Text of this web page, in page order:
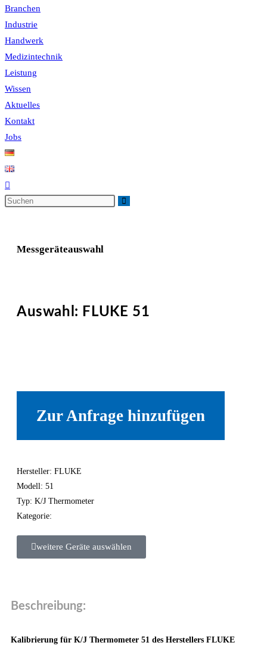
Branchen
Industrie
Handwerk
Medizintechnik
Leistung
Wissen
Aktuelles
Kontakt
Jobs
Messgeräteauswahl
Auswahl: FLUKE 51
Zur Anfrage hinzufügen
Hersteller: FLUKE
Modell: 51
Typ: K/J Thermometer
Kategorie:
weitere Geräte auswählen
Beschreibung:
Kalibrierung für K/J Thermometer 51 des Herstellers FLUKE